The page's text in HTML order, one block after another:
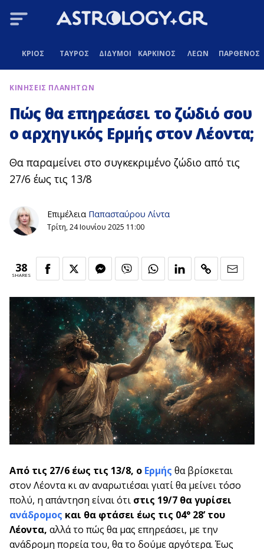
ΚΡΙΟΣ ΤΑΥΡΟΣ ΔΙΔΥΜΟΙ ΚΑΡΚΙΝΟΣ ΛΕΩΝ ΠΑΡΘΕΝΟΣ
ΚΙΝΗΣΕΙΣ ΠΛΑΝΗΤΩΝ
Πώς θα επηρεάσει το ζώδιό σου
ο αρχηγικός Ερμής στον Λέοντα;
Θα παραμείνει στο συγκεκριμένο ζώδιο από τις
27/6 έως τις 13/8
Επιμέλεια Παπασταύρου Λίντα
Τρίτη, 24 Ιουνίου 2025 11:00
38
SHARES
Από τις 27/6 έως τις 13/8, ο Ερμής θα βρίσκεται
στον Λέοντα κι αν αναρωτιέσαι γιατί θα μείνει τόσο
πολύ, η απάντηση είναι ότι στις 19/7 θα γυρίσει
ανάδρομος και θα φτάσει έως τις 04° 28’ του
Λέοντα, αλλά το πώς θα μας επηρεάσει, με την
ανάδρομη πορεία του, θα το δούμε αργότερα. Έως